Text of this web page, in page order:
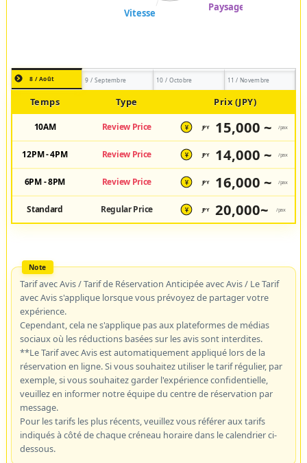
8 / Août 9 / Septembre 10 / Octobre 11 / Novembre
Temps Type Prix (JPY)
10AM Review Price ¥ JPY 15,000 ~ /pax
12PM - 4PM Review Price ¥ JPY 14,000 ~ /pax
6PM - 8PM Review Price ¥ JPY 16,000 ~ /pax
Standard Regular Price ¥ JPY 20,000~ /pax
Tarif avec Avis / Tarif de Réservation Anticipée avec Avis / Le Tarif
avec Avis s'applique lorsque vous prévoyez de partager votre
expérience.
Cependant, cela ne s'applique pas aux plateformes de médias
sociaux où les réductions basées sur les avis sont interdites.
**Le Tarif avec Avis est automatiquement appliqué lors de la
réservation en ligne. Si vous souhaitez utiliser le tarif régulier, par
exemple, si vous souhaitez garder l'expérience confidentielle,
veuillez en informer notre équipe du centre de réservation par
message.
Pour les tarifs les plus récents, veuillez vous référer aux tarifs
indiqués à côté de chaque créneau horaire dans le calendrier ci-
dessous.